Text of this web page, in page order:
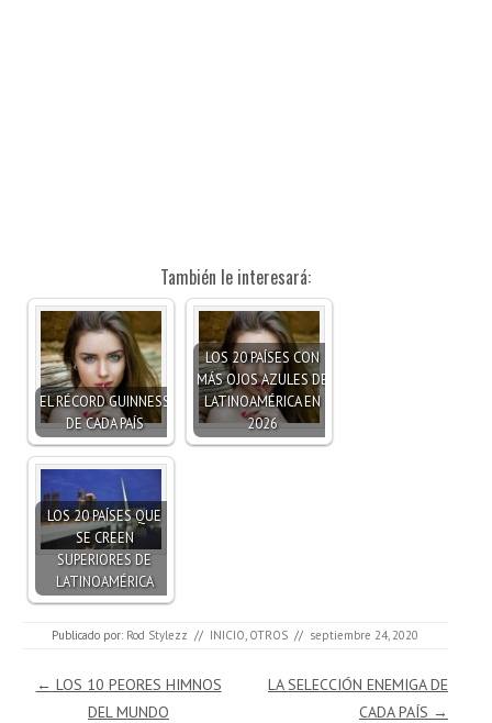
También le interesará:
EL RÉCORD GUINNESS
DE CADA PAÍS
LOS 20 PAÍSES CON
MÁS OJOS AZULES DE
LATINOAMÉRICA EN
2026
LOS 20 PAÍSES QUE
SE CREEN
SUPERIORES DE
LATINOAMÉRICA
Publicado por: Rod Stylezz // INICIO OTROS // septiembre 24, 2020
Navegación de entradas
← LOS 10 PEORES HIMNOS
DEL MUNDO
LA SELECCIÓN ENEMIGA DE
CADA PAÍS →